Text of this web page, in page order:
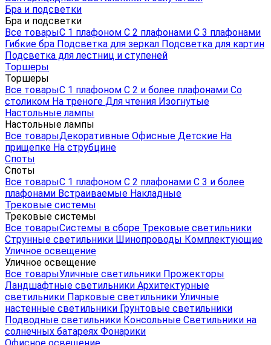
Бра и подсветки
Бра и подсветки
Все товарыС 1 плафоном С 2 плафонами С 3 плафонами
Гибкие бра Подсветка для зеркал Подсветка для картин
Подсветка для лестниц и ступеней
Торшеры
Торшеры
Все товарыС 1 плафоном С 2 и более плафонами Со
столиком На треноге Для чтения Изогнутые
Настольные лампы
Настольные лампы
Все товарыДекоративные Офисные Детские На
прищепке На струбцине
Споты
Споты
Все товарыС 1 плафоном С 2 плафонами С 3 и более
плафонами Встраиваемые Накладные
Трековые системы
Трековые системы
Все товарыСистемы в сборе Трековые светильники
Струнные светильники Шинопроводы Комплектующие
Уличное освещение
Уличное освещение
Все товарыУличные светильники Прожекторы
Ландшафтные светильники Архитектурные
светильники Парковые светильники Уличные
настенные светильники Грунтовые светильники
Подводные светильники Консольные Светильники на
солнечных батареях Фонарики